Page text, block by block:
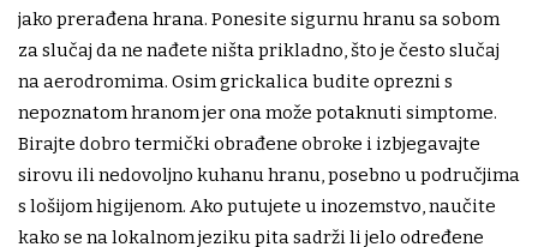
jako prerađena hrana. Ponesite sigurnu hranu sa sobom
za slučaj da ne nađete ništa prikladno, što je često slučaj
na aerodromima. Osim grickalica budite oprezni s
nepoznatom hranom jer ona može potaknuti simptome.
Birajte dobro termički obrađene obroke i izbjegavajte
sirovu ili nedovoljno kuhanu hranu, posebno u područjima
s lošijom higijenom. Ako putujete u inozemstvo, naučite
kako se na lokalnom jeziku pita sadrži li jelo određene